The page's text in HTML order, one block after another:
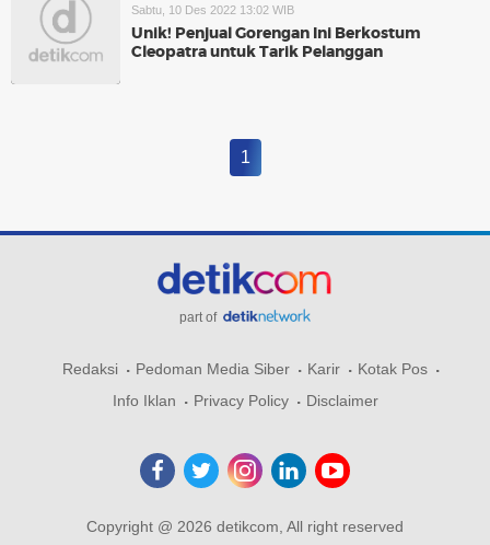
Sabtu, 10 Des 2022 13:02 WIB
Unik! Penjual Gorengan Ini Berkostum
Cleopatra untuk Tarik Pelanggan
1
part of
Redaksi Pedoman Media Siber Karir
Kotak Pos
Info Iklan
Privacy Policy Disclaimer
Copyright @ 2026 detikcom, All right reserved